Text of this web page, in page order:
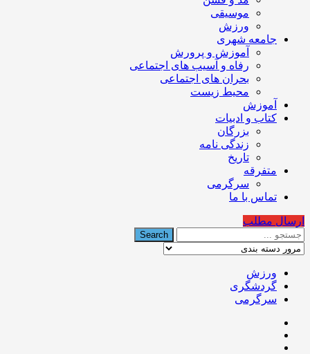
تهران
موسیقی
ورزش
جامعه شهری
آموزش و پرورش
رفاه و آسیب های اجتماعی
بحران های اجتماعی
محیط زیست
آموزش
کتاب و ادبیات
بزرگان
زندگی نامه
تاریخ
متفرقه
سرگرمی
تماس با ما
ارسال مطلب
ورزش
گردشگری
سرگرمی